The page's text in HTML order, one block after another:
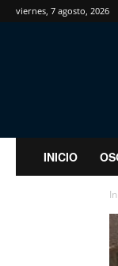
viernes, 7 agosto, 2026
INICIO